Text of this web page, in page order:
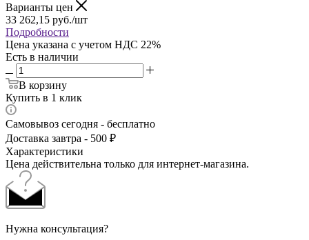
Варианты цен
33 262,15 руб./шт
Подробности
Цена указана с учетом НДС 22%
Есть в наличии
В корзину
Купить в 1 клик
Самовывоз сегодня - бесплатно
Доставка завтра - 500 ₽
Характеристики
Цена действительна только для интернет-магазина.
Нужна консультация?